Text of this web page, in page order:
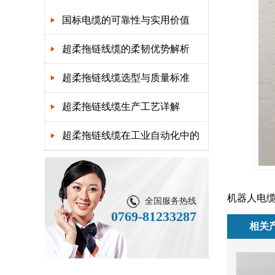
国标电缆的可靠性与实用价值
超柔拖链线缆的柔韧优势解析
超柔拖链线缆选型与质量标准
超柔拖链线缆生产工艺详解
超柔拖链线缆在工业自动化中的
全国服务热线
0769-81233287
机器人电
相关